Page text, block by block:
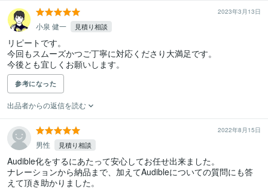
2023年3月13日
小泉 健一 見積り相談
リピートです。
今回もスムーズかつご丁寧に対応くださり大満足です。
今後とも宜しくお願いします。
参考になった
出品者からの返信を読む
2022年8月15日
男性 見積り相談
Audible化をするにあたって安心してお任せ出来ました。
ナレーションから納品まで、加えてAudibleについての質問にも答
えて頂き助かりました。